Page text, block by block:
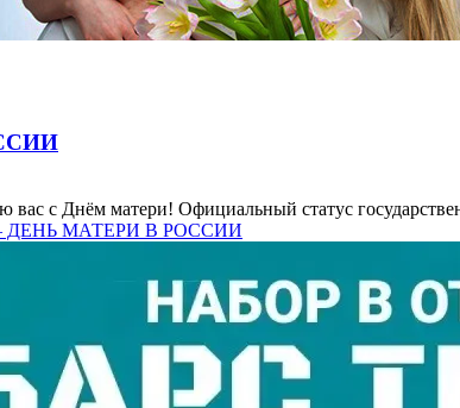
с Днём матери! Официальный статус
– ДЕНЬ МАТЕРИ В РОССИИ